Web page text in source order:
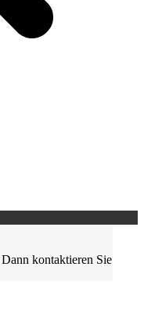
kontaktieren Sie